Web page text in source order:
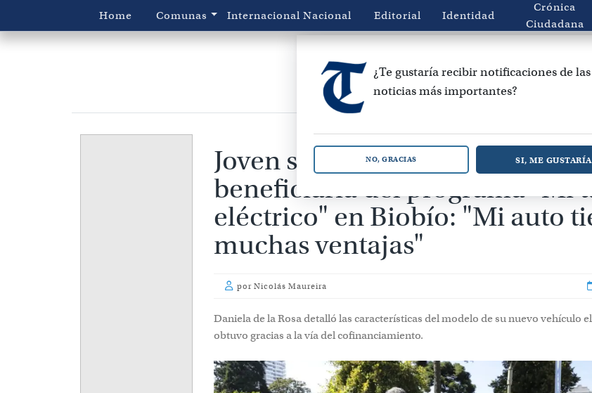
Home Comunas Internacional Nacional Editorial Identidad
Crónica
Ciudadana
Joven se convierte en la primera
beneficiaria del programa "Mi
eléctrico" en Biobío: "Mi auto
muchas ventajas"
por Nicolás Maureira
Daniela de la Rosa detalló las características del modelo de su nuevo vehículo
obtuvo gracias a la vía del cofinanciamiento.
¿Te gustaría recibir notificaciones de las
noticias más importantes?
NO, GRACIAS SI, ME GUSTARÍA